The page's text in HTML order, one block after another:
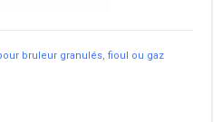
bruleur granulés, fioul ou gaz